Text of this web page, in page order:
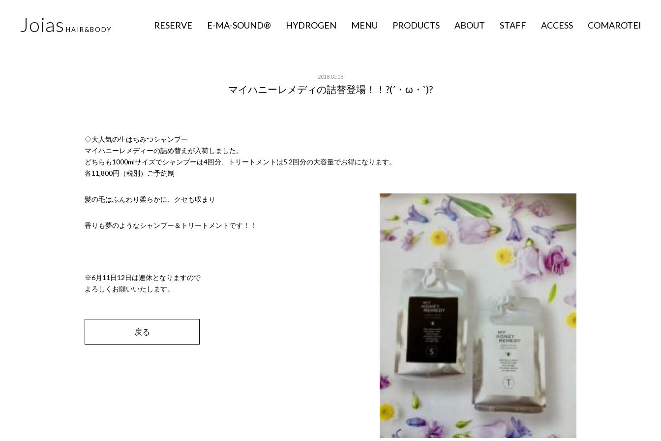
Joias HAIR&BODY RESERVE E-MA-SOUND® HYDROGEN MENU PRODUCTS ABOUT STAFF ACCESS COMAROTEI
2018.05.18
マイハニーレメディの詰替登場！！?(´・ω・`)?
◇大人気の生はちみつシャンプー
マイハニーレメディーの詰め替えが入荷しました。
どちらも1000mlサイズでシャンプーは4回分、トリートメントは5.2回分の大容量でお得になります。
各11,800円（税別）ご予約制
髪の毛はふんわり柔らかに、クセも収まり
香りも夢のようなシャンプー＆トリートメントです！！
※6月11日12日は連休となりますので
よろしくお願いいたします。
戻る